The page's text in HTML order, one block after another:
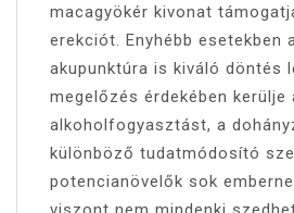
macagyökér kivonat
erekciót. Enyhébb esetekben
akupunktúra is kiváló döntés
megelőzés érdekében
alkoholfogyasztást, a
különböző tudatmódosító
potencianövelők sok